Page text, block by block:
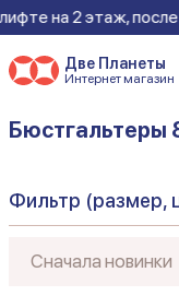
после лифта -
Две Планеты
Интернет магазин
Бюстгальтеры
Фильтр (размер,